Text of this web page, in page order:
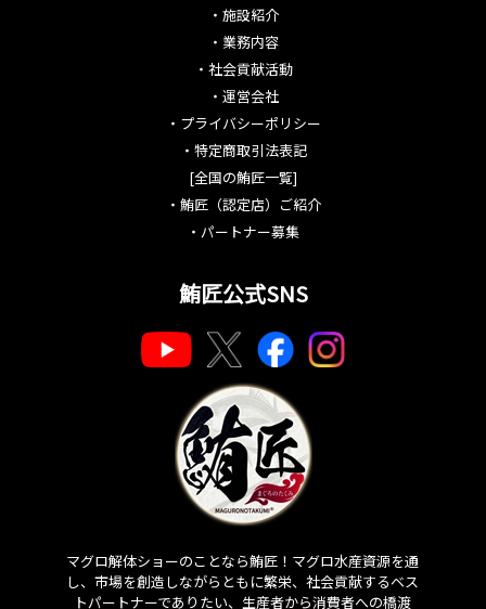
・ 施設紹介
・ 業務内容
・ 社会貢献活動
・ 運営会社
・ プライバシーポリシー
・ 特定商取引法表記
[全国の鮪匠一覧]
・ 鮪匠（認定店）ご紹介
・ パートナー募集
鮪匠公式SNS
マグロ解体ショーのことなら鮪匠！マグロ水産資源を通
し、市場を創造しながらともに繁栄、社会貢献するベス
トパートナーでありたい、生産者から消費者への橋渡